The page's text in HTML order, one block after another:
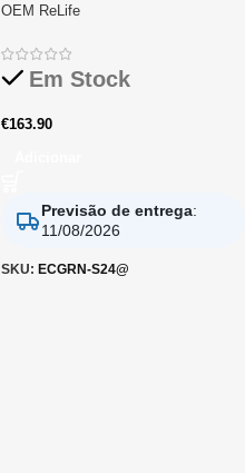
OEM ReLife
Em Stock
€163.90
Previsão de entrega:
11/08/2026
SKU: ECGRN-S24@